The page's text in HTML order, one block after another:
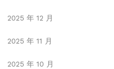
2025 年 12 月
2025 年 11 月
2025 年 10 月